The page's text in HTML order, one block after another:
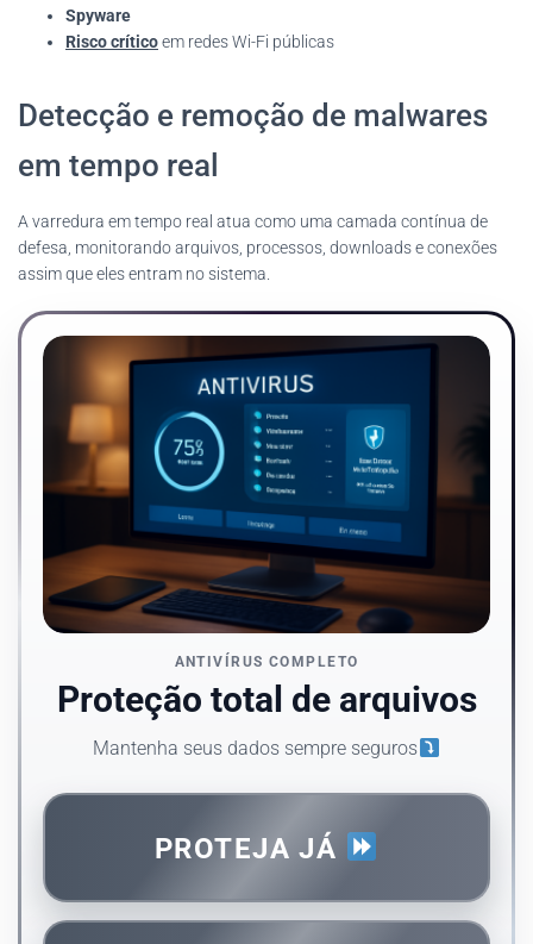
Spyware
Risco críticoem redes Wi-Fi públicas
Detecção e remoção de malwares
em tempo real
A varredura em tempo real atua como uma camada contínua de
defesa, monitorando arquivos, processos, downloads e conexões
assim que eles entram no sistema.
ANTIVÍRUS COMPLETO
Proteção total de arquivos
Mantenha seus dados sempre seguros
PROTEJA JÁ